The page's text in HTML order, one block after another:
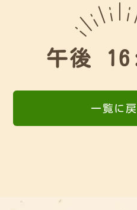
午後
一覧に